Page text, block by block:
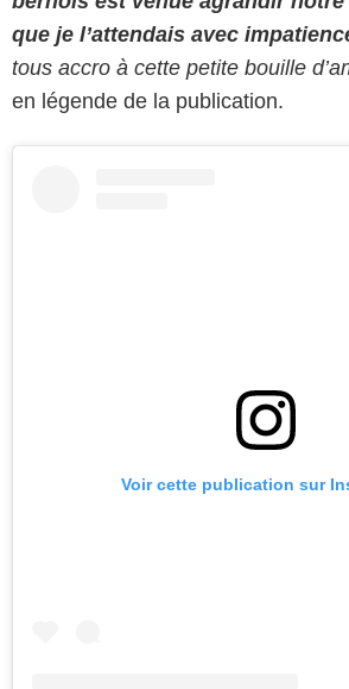
que je l’attendais avec
tous accro à cette petite bouille
en légende de la publication.
Voir cette publication sur